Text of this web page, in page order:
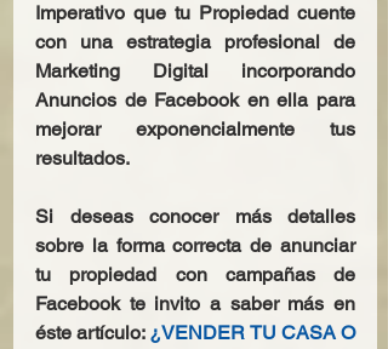
Imperativo que tu Propiedad cuente
con una estrategia profesional de
Marketing Digital incorporando
Anuncios de Facebook en ella para
mejorar exponencialmente tus
resultados.
Si deseas conocer más detalles
sobre la forma correcta de anunciar
tu propiedad con campañas de
Facebook te invito a saber más en
éste artículo: ¿VENDER TU CASA O